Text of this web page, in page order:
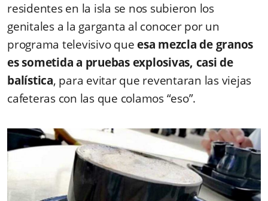
residentes en la isla se nos subieron los
genitales a la garganta al conocer por un
programa televisivo queesa mezcla de granos
es sometida a pruebas explosivas, casi de
balística, para evitar que reventaran las viejas
cafeteras con las que colamos “eso”.